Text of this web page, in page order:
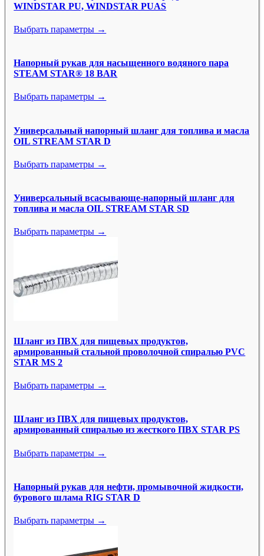
WINDSTAR PU, WINDSTAR PUAS
Выбрать параметры →
Напорный рукав для насыщенного водяного пара
STEAM STAR® 18 BAR
Выбрать параметры →
Универсальный напорный шланг для топлива и масла
OIL STREAM STAR D
Выбрать параметры →
Универсальный всасывающе-напорный шланг для
топлива и масла OIL STREAM STAR SD
Выбрать параметры →
Шланг из ПВХ для пищевых продуктов,
армированный стальной проволочной спиралью PVC
STAR MS 2
Выбрать параметры →
Шланг из ПВХ для пищевых продуктов,
армированный спиралью из жесткого ПВХ STAR PS
Выбрать параметры →
Напорный рукав для нефти, промывочной жидкости,
бурового шлама RIG STAR D
Выбрать параметры →